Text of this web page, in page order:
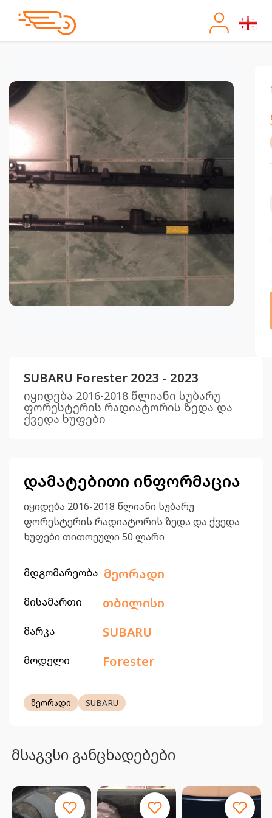
SUBARU Forester 2023 - 2023
იყიდება 2016-2018 წლიანი სუბარუ
ფორესტერის რადიატორის ზედა და
ქვედა ხუფები
დამატებითი ინფორმაცია
იყიდება 2016-2018 წლიანი სუბარუ
ფორესტერის რადიატორის ზედა და ქვედა
ხუფები თითოეული 50 ლარი
მდგომარეობა მეორადი
მისამართი თბილისი
მარკა SUBARU
მოდელი Forester
მეორადი SUBARU
მსაგვსი განცხადებები